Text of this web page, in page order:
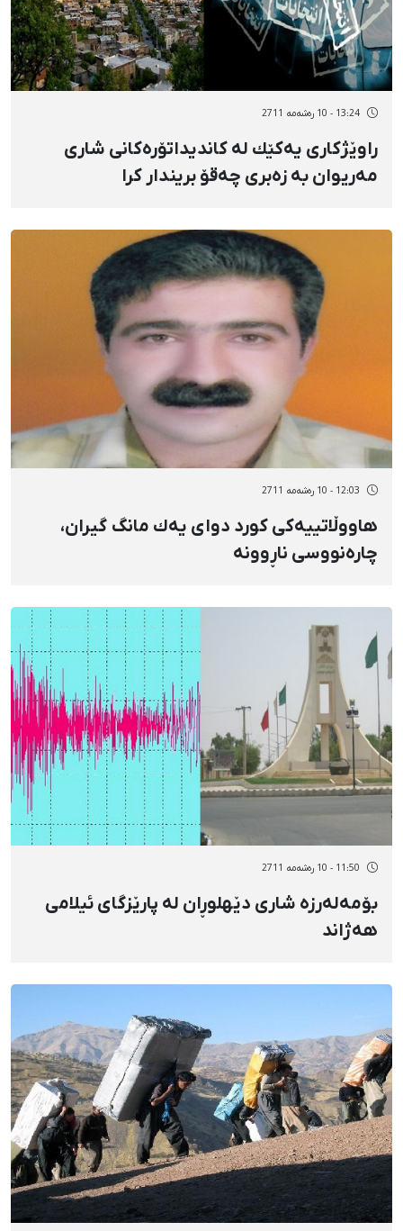
13:24 - 10 رەشەمه 2711
راوێژكاری یەكێك لە كاندیداتۆرەكانی شاری
مەریوان بە زەبری چەقۆ بریندار كرا
12:03 - 10 رەشەمه 2711
هاووڵاتییەكی كورد دوای یەك مانگ گیران،
چارەنووسی ناڕوونە
11:50 - 10 رەشەمه 2711
بۆمەلەرزە شاری دێهلوڕان لە پارێزگای ئیلامی
هەژاند